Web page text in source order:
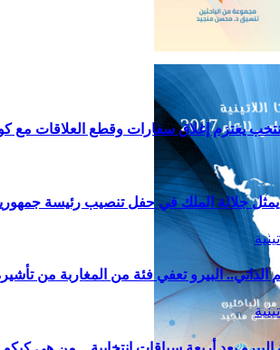
لأمريكا
يعتزم إغلاق سفارات وقطع العلاقات مع
يمثل جلالة الملك في حفل تنصيب رئيسة
الذاتي.. البيرو تعفي فئة من المغاربة من